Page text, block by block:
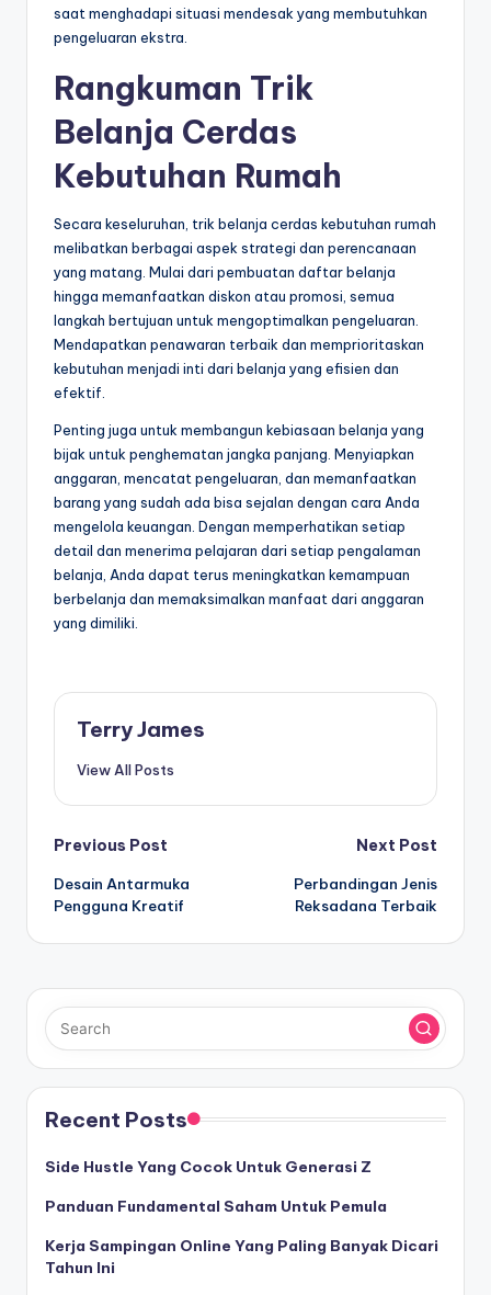
saat menghadapi situasi mendesak yang membutuhkan
pengeluaran ekstra.
Rangkuman Trik
Belanja Cerdas
Kebutuhan Rumah
Secara keseluruhan, trik belanja cerdas kebutuhan rumah
melibatkan berbagai aspek strategi dan perencanaan
yang matang. Mulai dari pembuatan daftar belanja
hingga memanfaatkan diskon atau promosi, semua
langkah bertujuan untuk mengoptimalkan pengeluaran.
Mendapatkan penawaran terbaik dan memprioritaskan
kebutuhan menjadi inti dari belanja yang efisien dan
efektif.
Penting juga untuk membangun kebiasaan belanja yang
bijak untuk penghematan jangka panjang. Menyiapkan
anggaran, mencatat pengeluaran, dan memanfaatkan
barang yang sudah ada bisa sejalan dengan cara Anda
mengelola keuangan. Dengan memperhatikan setiap
detail dan menerima pelajaran dari setiap pengalaman
belanja, Anda dapat terus meningkatkan kemampuan
berbelanja dan memaksimalkan manfaat dari anggaran
yang dimiliki.
Terry James
View All Posts
Post
navigation
Previous Post
Desain Antarmuka
Pengguna Kreatif
Next Post
Perbandingan Jenis
Reksadana Terbaik
Recent Posts
Side Hustle Yang Cocok Untuk Generasi Z
Panduan Fundamental Saham Untuk Pemula
Kerja Sampingan Online Yang Paling Banyak Dicari
Tahun Ini